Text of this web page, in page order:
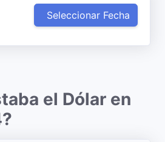
Seleccionar Fecha
el Dólar en